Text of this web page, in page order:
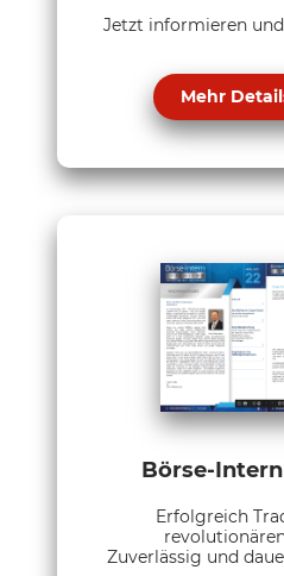
Jetzt informieren
Mehr
Börse-
Erfolgreich
Zuverlässig und